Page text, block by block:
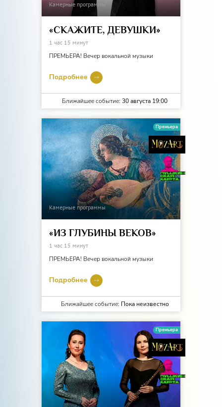
Камерные программы
«СКАЖИТЕ, ДЕВУШКИ»
1 час 15 минут
ПРЕМЬЕРА! Вечер вокальной музыки
Подробнее
Ближайшее событие: 30 августа 19:00
Премьера
Камерные программы
«ИЗ ГЛУБИНЫ ВЕКОВ»
1 час 15 минут
ПРЕМЬЕРА! Вечер вокальной музыки
Подробнее
Ближайшее событие: Пока неизвестно
Премьера